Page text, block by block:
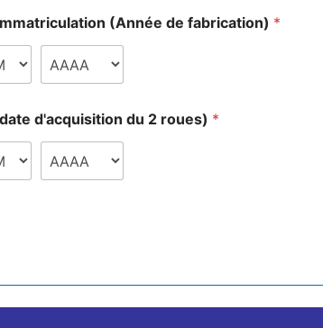
(Année de fabrication) *
d'acquisition du 2 roues) *